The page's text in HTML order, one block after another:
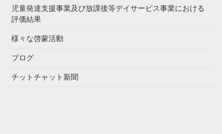
児童発達支援事業及び放課後等デイサービス事業における
評価結果
様々な啓蒙活動
ブログ
チットチャット新聞